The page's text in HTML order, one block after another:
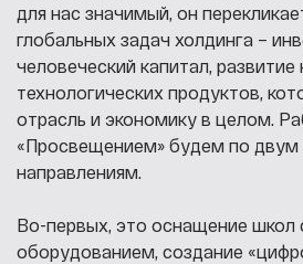
для нас значимый, он
глобальных задач холдинга –
человеческий капитал, развитие
технологических продуктов,
отрасль и экономику в целом.
«Просвещением» будем по двум
направлениям.
Во-первых, это оснащение
оборудованием, создание